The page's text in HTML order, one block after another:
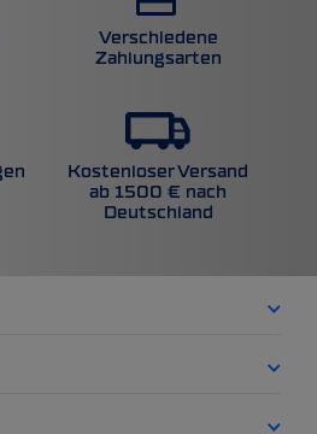
Verschiedene
Zahlungsarten
Kostenloser Versand
ab 1500 € nach
Deutschland